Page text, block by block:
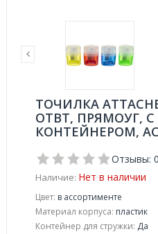
ТОЧИЛКА
ОТВТ, ПРЯМОУГ,
КОНТЕЙНЕРОМ,
Отзывы: 0
Наличие: Нет в наличии
Цвет: в ассортименте
Материал корпуса: пластик
Контейнер для стружки: Да